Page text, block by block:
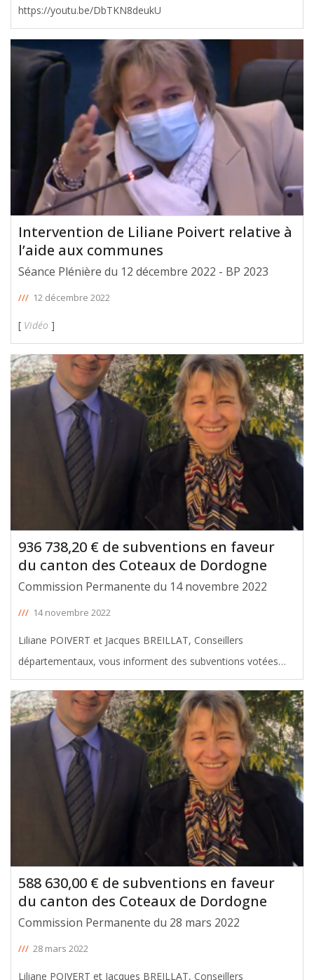
https://youtu.be/DbTKN8deukU
Intervention de Liliane Poivert relative à
l’aide aux communes
Séance Plénière du 12 décembre 2022 - BP 2023
/// 12 décembre 2022
[ Vidéo ]
936 738,20 € de subventions en faveur
du canton des Coteaux de Dordogne
Commission Permanente du 14 novembre 2022
/// 14 novembre 2022
Liliane POIVERT et Jacques BREILLAT, Conseillers
départementaux, vous informent des subventions votées
avec leur soutien en faveur du canton des Coteaux de
Dordogne, lors de la Commission Permanente du 14
novembre 2022. Le montant total de[ … ]
588 630,00 € de subventions en faveur
du canton des Coteaux de Dordogne
Commission Permanente du 28 mars 2022
/// 28 mars 2022
Liliane POIVERT et Jacques BREILLAT, Conseillers